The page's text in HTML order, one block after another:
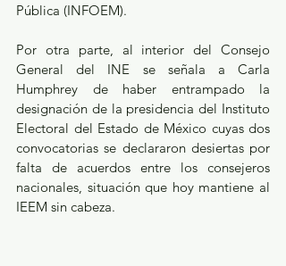
Pública (INFOEM).
Por otra parte, al interior del Consejo
General del INE se señala a Carla
Humphrey de haber entrampado la
designación de la presidencia del Instituto
Electoral del Estado de México cuyas dos
convocatorias se declararon desiertas por
falta de acuerdos entre los consejeros
nacionales, situación que hoy mantiene al
IEEM sin cabeza.